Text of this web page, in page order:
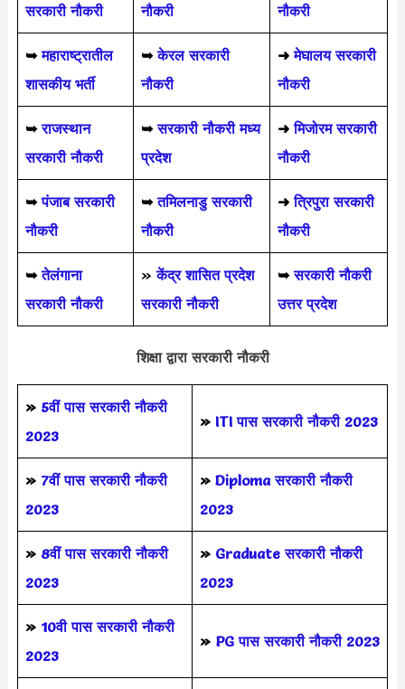
सरकारी नौकरी
नौकरी
नौकरी
➥ महाराष्ट्रातील
शासकीय भर्ती
➥ केरल सरकारी
नौकरी
➜ मेघालय सरकारी
नौकरी
➥ राजस्थान
सरकारी नौकरी
➥सरकारी नौकरी मध्य
प्रदेश
➜मिजोरम सरकारी
नौकरी
➥ पंजाब सरकारी
नौकरी
➥ तमिलनाडु सरकारी
नौकरी
➜ त्रिपुरा सरकारी
नौकरी
➥तेलंगाना
सरकारी नौकरी
»केंद्र शासित प्रदेश
सरकारी नौकरी
➥ सरकारी नौकरी
उत्तर प्रदेश
शिक्षा द्वारा सरकारी नौकरी
» 5वीं पास सरकारी नौकरी
2023
» ITI पास सरकारी नौकरी 2023
» 7वीं पास सरकारी नौकरी
2023
» Diploma सरकारी नौकरी
2023
» 8वीं पास सरकारी नौकरी
2023
» Graduate सरकारी नौकरी
2023
» 10वी पास सरकारी नौकरी
2023
» PG पास सरकारी नौकरी 2023